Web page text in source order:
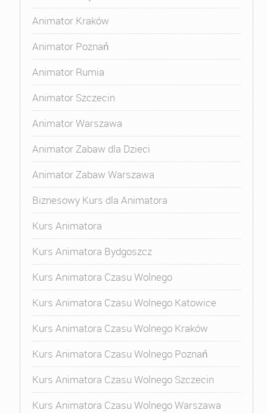
Animator Kraków
Animator Poznań
Animator Rumia
Animator Szczecin
Animator Warszawa
Animator Zabaw dla Dzieci
Animator Zabaw Warszawa
Biznesowy Kurs dla Animatora
Kurs Animatora
Kurs Animatora Bydgoszcz
Kurs Animatora Czasu Wolnego
Kurs Animatora Czasu Wolnego Katowice
Kurs Animatora Czasu Wolnego Kraków
Kurs Animatora Czasu Wolnego Poznań
Kurs Animatora Czasu Wolnego Szczecin
Kurs Animatora Czasu Wolnego Warszawa